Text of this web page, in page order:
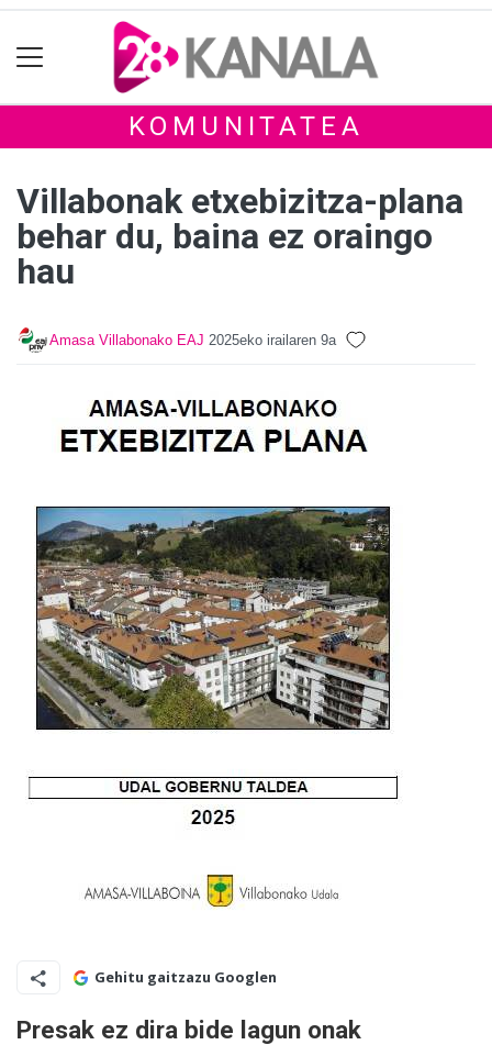
KOMUNITATEA
Villabonak etxebizitza-plana
behar du, baina ez oraingo
hau
Amasa Villabonako EAJ 2025eko irailaren 9a
Gehitu gaitzazu Googlen
Presak ez dira bide lagun onak